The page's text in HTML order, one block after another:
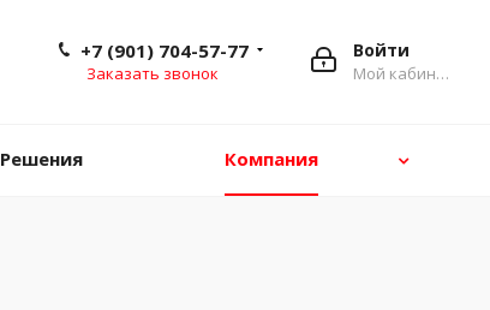
Войти
Мой кабинет
+7 (901) 704-57-77
Заказать звонок
Решения Компания